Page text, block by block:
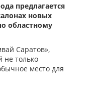
предлагается
новых
областному
Саратов»,
не только
место для